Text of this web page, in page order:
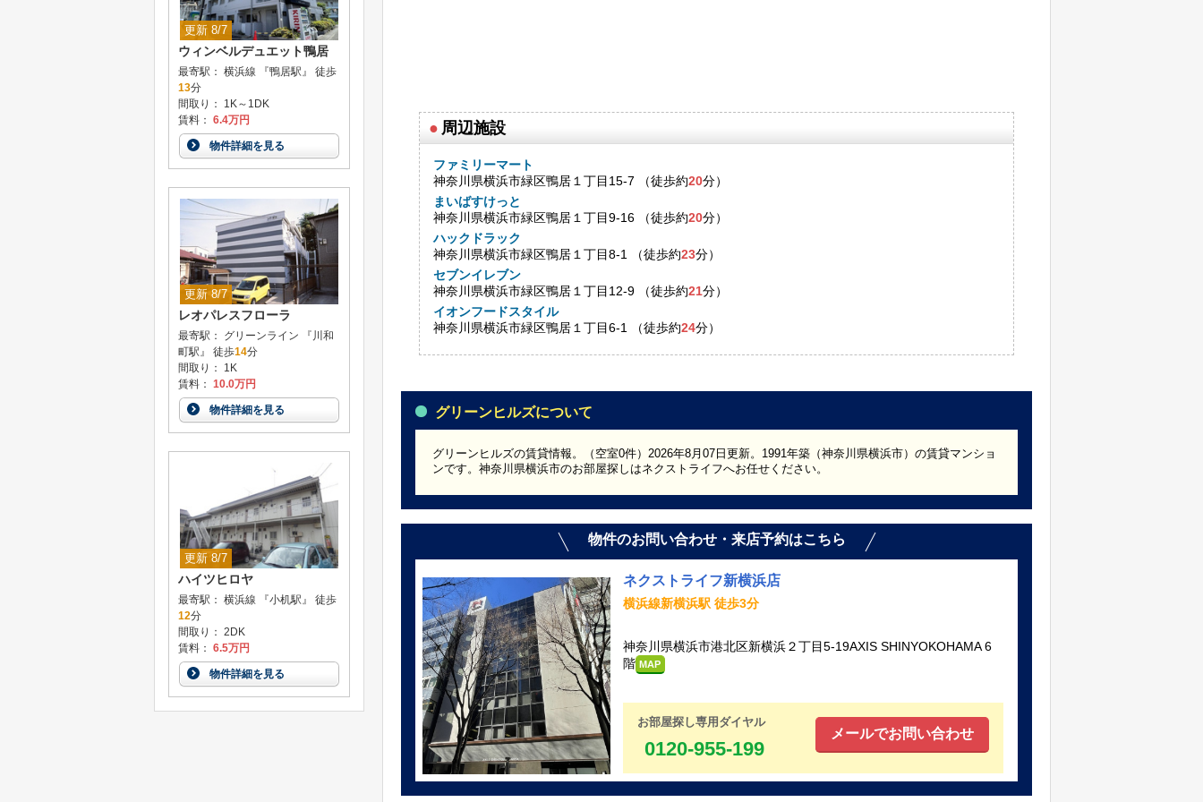
● 周辺施設
ファミリーマート
神奈川県横浜市緑区鴨居１丁目15-7 （徒歩約20分）
まいばすけっと
神奈川県横浜市緑区鴨居１丁目9-16 （徒歩約20分）
ハックドラック
神奈川県横浜市緑区鴨居１丁目8-1 （徒歩約23分）
セブンイレブン
神奈川県横浜市緑区鴨居１丁目12-9 （徒歩約21分）
イオンフードスタイル
神奈川県横浜市緑区鴨居１丁目6-1 （徒歩約24分）
グリーンヒルズについて
グリーンヒルズの賃貸情報。（空室0件）2026年8月07日更新。1991年築（神奈川県横浜市）の賃貸マンショ
ンです。神奈川県横浜市のお部屋探しはネクストライフへお任せください。
物件のお問い合わせ・来店予約はこちら
ネクストライフ新横浜店
横浜線新横浜駅 徒歩3分
神奈川県横浜市港北区新横浜２丁目5-19AXIS SHINYOKOHAMA 6
階 MAP
お部屋探し専用ダイヤル
0120-955-199
メールでお問い合わせ
更新 8/7
ウィンベルデュエット鴨居
最寄駅： 横浜線 『鴨居駅』 徒歩
13分
間取り： 1K～1DK
賃料： 6.4万円
物件詳細を見る
更新 8/7
レオパレスフローラ
最寄駅： グリーンライン 『川和
町駅』 徒歩14分
間取り： 1K
賃料： 10.0万円
物件詳細を見る
更新 8/7
ハイツヒロヤ
最寄駅： 横浜線 『小机駅』 徒歩
12分
間取り： 2DK
賃料： 6.5万円
物件詳細を見る